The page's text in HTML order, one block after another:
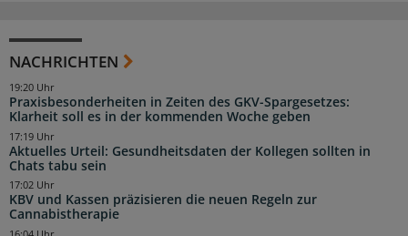
NACHRICHTEN
Praxisbesonderheiten in Zeiten des GKV-Spargesetzes:
Klarheit soll es in der kommenden Woche geben
19:20 Uhr
Aktuelles Urteil: Gesundheitsdaten der Kollegen sollten in
Chats tabu sein
17:19 Uhr
KBV und Kassen präzisieren die neuen Regeln zur
Cannabistherapie
17:02 Uhr